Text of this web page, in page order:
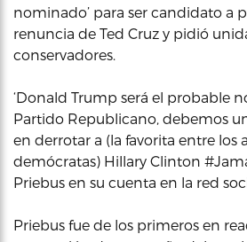
nominado’ para ser candidato a
renuncia de Ted Cruz y pidió
conservadores.
‘Donald Trump será el probable
Partido Republicano, debemos
en derrotar a (la favorita entre los
demócratas) Hillary Clinton
Priebus en su cuenta en la red
Priebus fue de los primeros en